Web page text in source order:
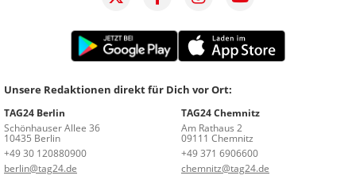
Unsere Redaktionen direkt für Dich vor Ort:
TAG24 Berlin
Schönhauser Allee 36
10435 Berlin
+49 30 120880900
berlin@tag24.de
TAG24 Chemnitz
Am Rathaus 2
09111 Chemnitz
+49 371 6906600
chemnitz@tag24.de